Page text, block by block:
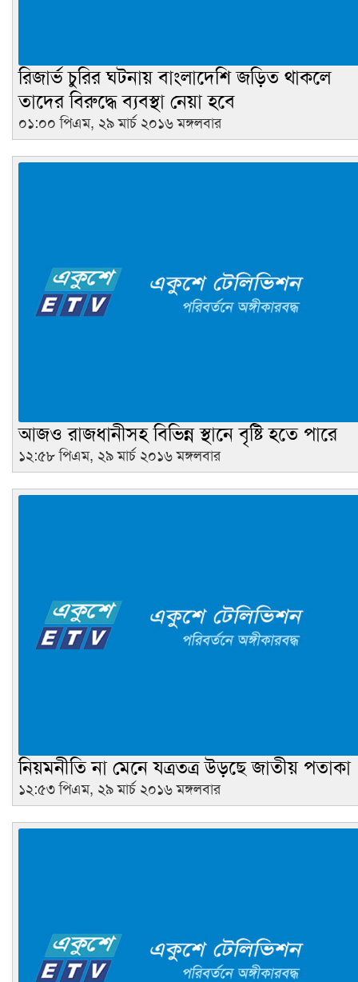
রিজার্ভ চুরির ঘটনায় বাংলাদেশি জড়িত থাকলে
তাদের বিরুদ্ধে ব্যবস্থা নেয়া হবে
০১:০০ পিএম, ২৯ মার্চ ২০১৬ মঙ্গলবার
আজও রাজধানীসহ বিভিন্ন স্থানে বৃষ্টি হতে পারে
১২:৫৮ পিএম, ২৯ মার্চ ২০১৬ মঙ্গলবার
নিয়মনীতি না মেনে যত্রতত্র উড়ছে জাতীয় পতাকা
১২:৫৩ পিএম, ২৯ মার্চ ২০১৬ মঙ্গলবার